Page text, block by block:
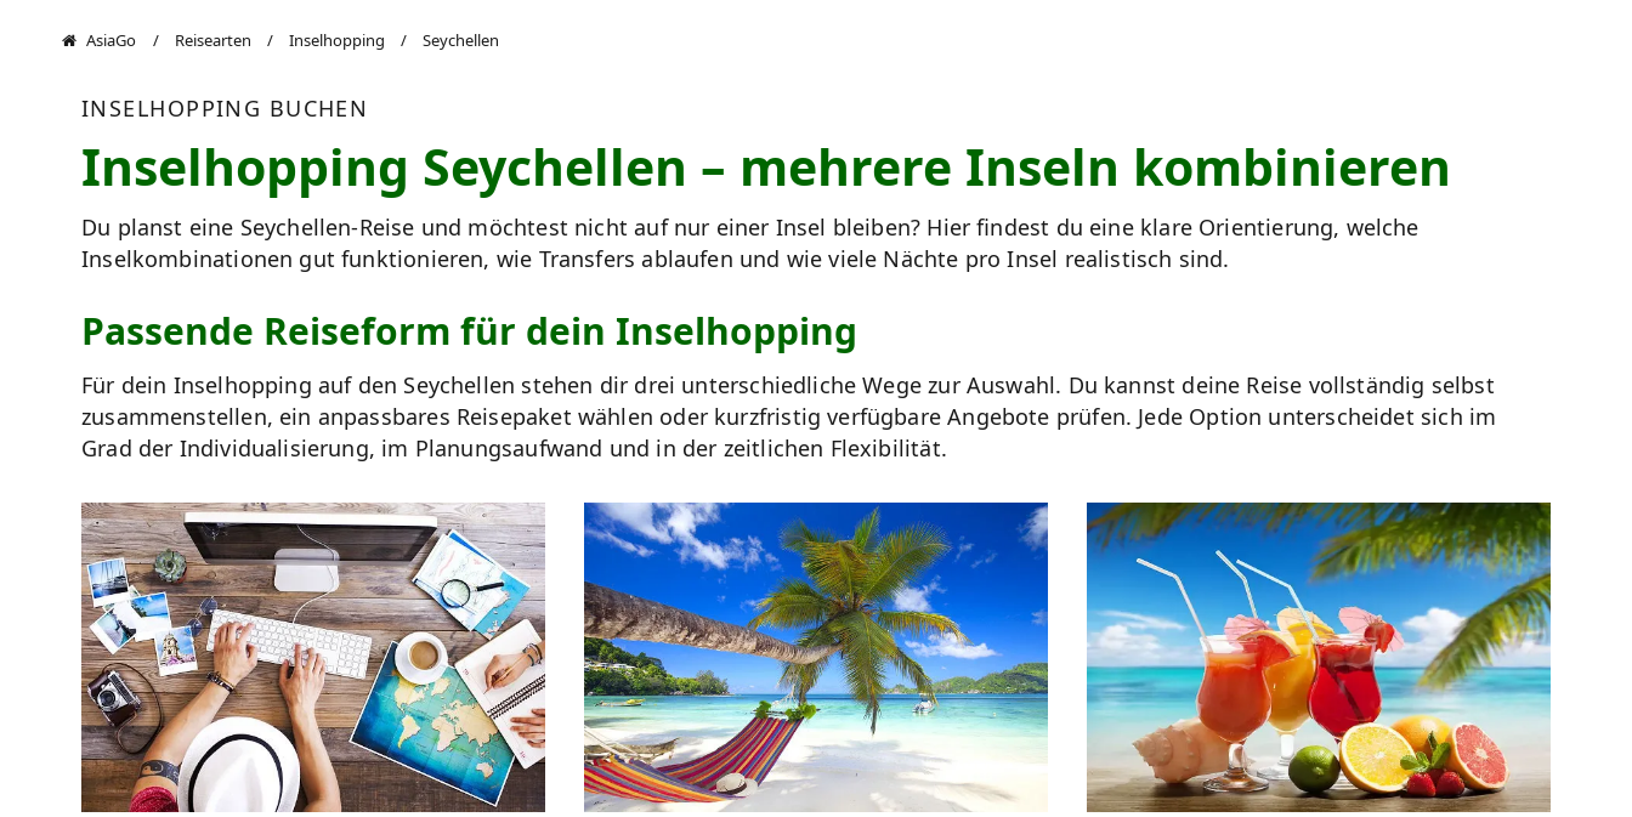
AsiaGo Reisearten Inselhopping Seychellen
INSELHOPPING BUCHEN
Inselhopping Seychellen – mehrere Inseln kombinieren
Du planst eine Seychellen-Reise und möchtest nicht auf nur einer Insel bleiben? Hier findest du eine klare Orientierung, welche
Inselkombinationen gut funktionieren, wie Transfers ablaufen und wie viele Nächte pro Insel realistisch sind.
Passende Reiseform für dein Inselhopping
Für dein Inselhopping auf den Seychellen stehen dir drei unterschiedliche Wege zur Auswahl. Du kannst deine Reise vollständig selbst
zusammenstellen, ein anpassbares Reisepaket wählen oder kurzfristig verfügbare Angebote prüfen. Jede Option unterscheidet sich im
Grad der Individualisierung, im Planungsaufwand und in der zeitlichen Flexibilität.